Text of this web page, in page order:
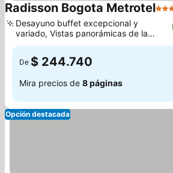
Radisson Bogota Metrotel4
Desayuno buffet excepcional y
variado, Vistas panorámicas de la
ciudad y las montañas
De $ 244.740
Mira precios de 8 páginas
Opción destacada